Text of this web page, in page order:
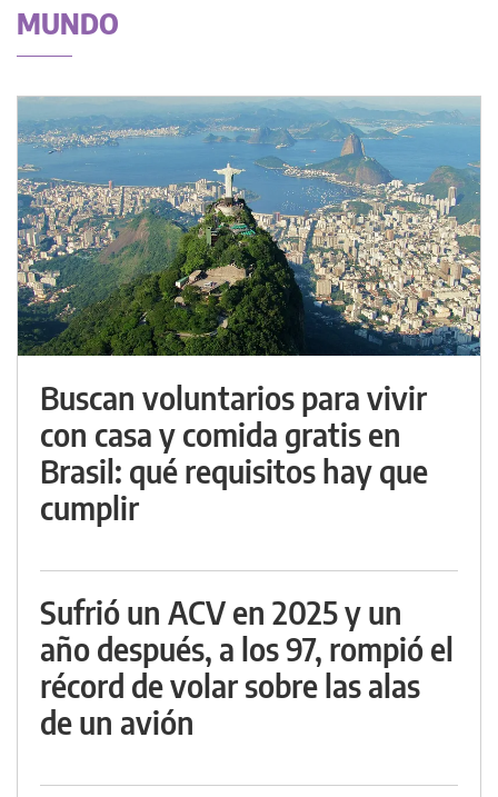
MUNDO
Buscan voluntarios para vivir
con casa y comida gratis en
Brasil: qué requisitos hay que
cumplir
Sufrió un ACV en 2025 y un
año después, a los 97, rompió el
récord de volar sobre las alas
de un avión